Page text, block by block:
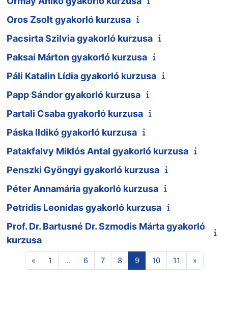
Oros Zsolt gyakorló kurzusa
Pacsirta Szilvia gyakorló kurzusa
Paksai Márton gyakorló kurzusa
Páli Katalin Lídia gyakorló kurzusa
Papp Sándor gyakorló kurzusa
Partali Csaba gyakorló kurzusa
Páska Ildikó gyakorló kurzusa
Patakfalvy Miklós Antal gyakorló kurzusa
Penszki Gyöngyi gyakorló kurzusa
Péter Annamária gyakorló kurzusa
Petridis Leonidas gyakorló kurzusa
Prof. Dr. Bartusné Dr. Szmodis Márta gyakorló
kurzusa
«Előző oldal
1 1 oldal
… 66 oldal
77 oldal
88 oldal
99 oldal
1010 oldal
11 11 oldal
»